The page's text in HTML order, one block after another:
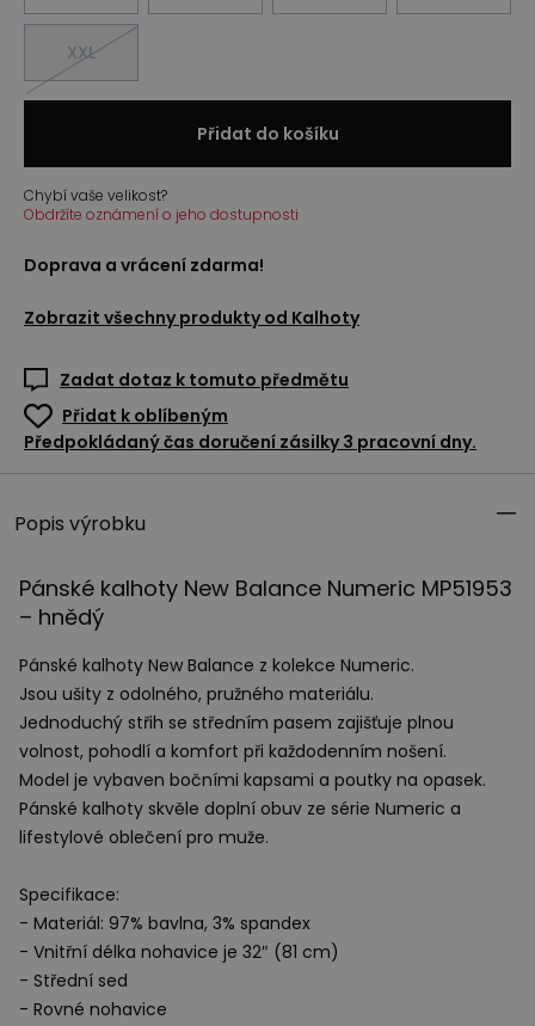
XXL
Přidat do košíku
Chybí vaše velikost?
Obdržíte oznámení o jeho dostupnosti
Doprava a vrácení zdarma!
Zobrazit všechny produkty od Kalhoty
Zadat dotaz k tomuto předmětu
Přidat k oblíbeným
Předpokládaný čas doručení zásilky 3 pracovní dny.
Popis výrobku
Pánské kalhoty New Balance Numeric MP51953
– hnědý
Pánské kalhoty New Balance z kolekce Numeric.
Jsou ušity z odolného, pružného materiálu.
Jednoduchý střih se středním pasem zajišťuje plnou
volnost, pohodlí a komfort při každodenním nošení.
Model je vybaven bočními kapsami a poutky na opasek.
Pánské kalhoty skvěle doplní obuv ze série Numeric a
lifestylové oblečení pro muže.
Specifikace:
- Materiál: 97% bavlna, 3% spandex
- Vnitřní délka nohavice je 32″ (81 cm)
- Střední sed
- Rovné nohavice